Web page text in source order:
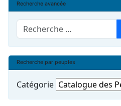
Recherche avancée
Rechercher
Recherche par peuples
Catégorie